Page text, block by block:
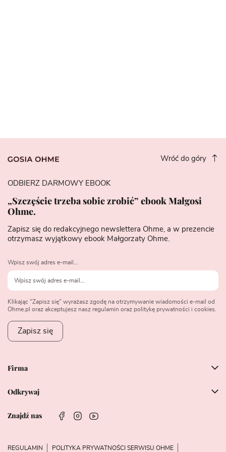
Wróć do góry
Firma
Odkrywaj
Znajdź nas
ODBIERZ DARMOWY EBOOK
„Szczęście trzeba sobie zrobić” ebook Małgosi
Ohme.
Zapisz się do redakcyjnego newslettera Ohme, a w prezencie
otrzymasz wyjątkowy ebook Małgorzaty Ohme.
Wpisz swój adres e-mail...
Klikając "Zapisz się" wyrażasz zgodę na otrzymywanie wiadomości e-mail od
Ohme.pl oraz akceptujesz nasz regulamin oraz politykę prywatności i cookies.
Zapisz się
REGULAMIN POLITYKA PRYWATNOŚCI SERWISU OHME